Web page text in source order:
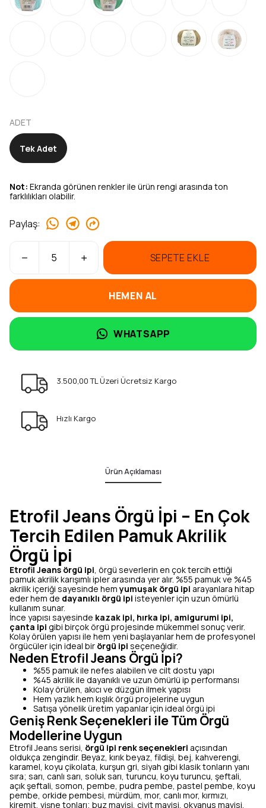
ADET
Tek Adet
Not: Ekranda görünen renkler ile ürün rengi arasında ton
farklılıkları olabilir.
Paylaş:
SEPETE EKLE
HEMEN AL
WHATSAPP
3.500,00 TL Üzeri Ücretsiz Kargo
Hızlı Kargo
Ürün Açıklaması
Etrofil Jeans Örgü İpi – En Çok
Tercih Edilen Pamuk Akrilik
Örgü İpi
Etrofil Jeans örgü ipi, örgü severlerin en çok tercih ettiği
pamuk akrilik karışımlı ipler arasında yer alır. %55 pamuk ve %45
akrilik içeriği sayesinde hemyumuşak örgü ipi arayanlara hitap
eder hem de dayanıklı örgü ipi isteyenler için uzun ömürlü
kullanım sunar.
İnce yapısı sayesinde kazak ipi, hırka ipi, amigurumi ipi,
çanta ipi gibi birçok örgü projesinde mükemmel sonuç verir.
Kolay örülen yapısı ile hem yeni başlayanlar hem de profesyonel
örgücüler için ideal bir örgü ipi seçeneğidir.
Neden Etrofil Jeans Örgü İpi?
%55 pamuk ile nefes alabilen ve cilt dostu yapı
%45 akrilik ile dayanıklı ve uzun ömürlü ip performansı
Kolay örülen, akıcı ve düzgün ilmek yapısı
Hem yazlık hem kışlık örgü projelerine uygun
Satışa yönelik üretim yapanlar için ideal örgü ipi
Geniş Renk Seçenekleri ile Tüm Örgü
Modellerine Uygun
Etrofil Jeans serisi, örgü ipi renk seçenekleri açısından
oldukça zengindir. Beyaz, kırık beyaz, fildişi, bej, kahverengi,
karamel, koyu çikolata, kurşun gri, siyah gibi klasik tonların yanı
sıra; sarı, canlı sarı, soluk sarı, turuncu, koyu turuncu, şeftali,
açık şeftali, somon, pembe, pudra pembe, pastel pembe, koyu
pembe, orkide pembesi, mürdüm, mor, canlı mor, kırmızı,
kiremit, vişne tonları; buz mavisi, çivit mavisi, okyanus mavisi,